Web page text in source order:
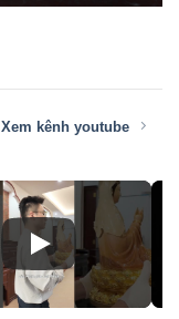
Xem kênh youtube